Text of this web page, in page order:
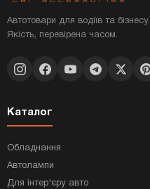
Автотовари для водіїв та бізнесу.
Якість, перевірена часом.
Каталог
Обладнання
Автолампи
Для інтер'єру авто